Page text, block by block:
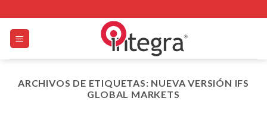
to
content
ARCHIVOS DE ETIQUETAS: NUEVA VERSIÓN IFS
GLOBAL MARKETS